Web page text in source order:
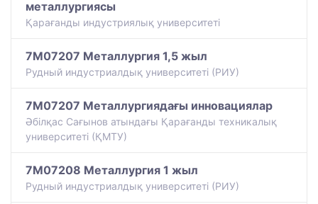
металлургиясы
Қарағанды индустриялық университеті
7M07207 Металлургия 1,5 жыл
Рудный индустриалдық университеті (РИУ)
7M07207 Металлургиядағы инновациялар
Әбілқас Сағынов атындағы Қарағанды техникалық
университеті (ҚМТУ)
7M07208 Металлургия 1 жыл
Рудный индустриалдық университеті (РИУ)